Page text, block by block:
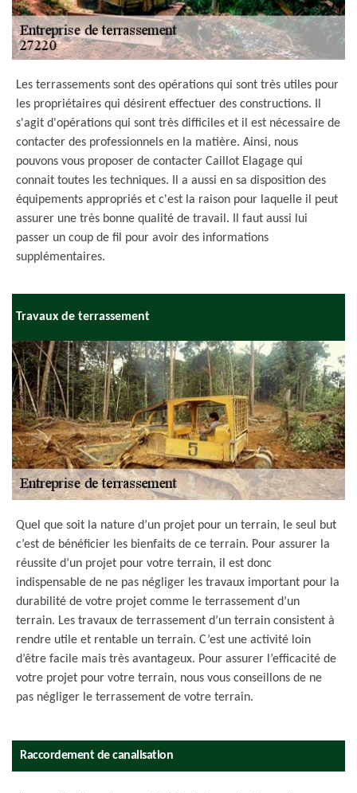
Les terrassements sont des opérations qui sont très utiles pour
les propriétaires qui désirent effectuer des constructions. Il
s'agit d'opérations qui sont très difficiles et il est nécessaire de
contacter des professionnels en la matière. Ainsi, nous
pouvons vous proposer de contacter Caillot Elagage qui
connait toutes les techniques. Il a aussi en sa disposition des
équipements appropriés et c'est la raison pour laquelle il peut
assurer une très bonne qualité de travail. Il faut aussi lui
passer un coup de fil pour avoir des informations
supplémentaires.
Travaux de terrassement
Quel que soit la nature d’un projet pour un terrain, le seul but
c’est de bénéficier les bienfaits de ce terrain. Pour assurer la
réussite d’un projet pour votre terrain, il est donc
indispensable de ne pas négliger les travaux important pour la
durabilité de votre projet comme le terrassement d’un
terrain. Les travaux de terrassement d’un terrain consistent à
rendre utile et rentable un terrain. C’est une activité loin
d’être facile mais très avantageux. Pour assurer l’efficacité de
votre projet pour votre terrain, nous vous conseillons de ne
pas négliger le terrassement de votre terrain.
Raccordement de canalisation